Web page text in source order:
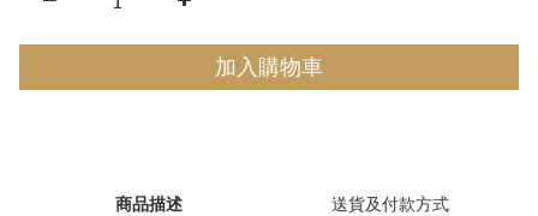
加入購物車
商品描述 送貨及付款方式